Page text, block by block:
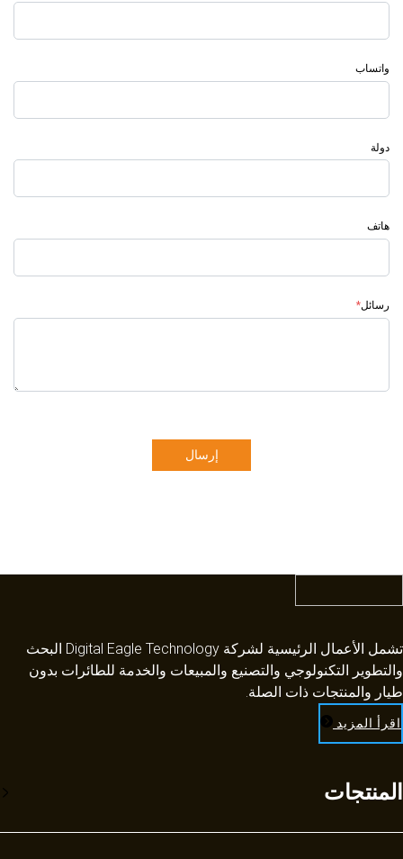
واتساب
دولة
هاتف
رسائل*
إرسال
تشمل الأعمال الرئيسية لشركة Digital Eagle Technology البحث
والتطوير التكنولوجي والتصنيع والمبيعات والخدمة للطائرات بدون
طيار والمنتجات ذات الصلة.​​​​​​​
اقرأ المزيد
المنتجات